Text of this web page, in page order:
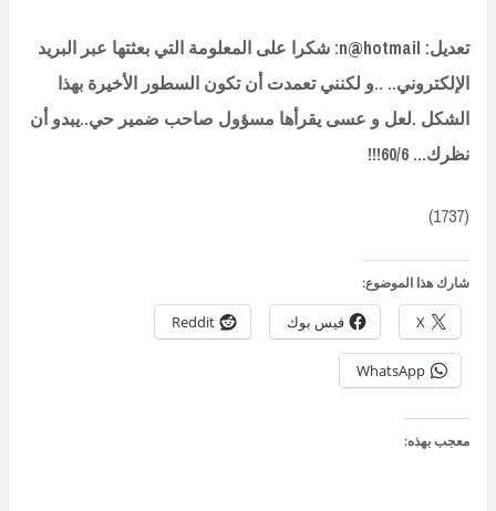
تعديل: n@hotmail: شكرا على المعلومة التي بعثتها عبر البريد
الإلكتروني.. ..و لكنني تعمدت أن تكون السطور الأخيرة بهذا
الشكل .لعل و عسى يقرأها مسؤول صاحب ضمير حي..يبدو أن
نظرك… 60/6!!!
(1737)
شارك هذا الموضوع:
X فيس بوك Reddit
WhatsApp
معجب بهذه: